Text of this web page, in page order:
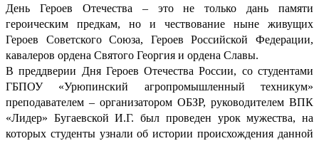
День Героев Отечества – это не только дань памяти
героическим предкам, но и чествование ныне живущих
Героев Советского Союза, Героев Российской Федерации,
кавалеров ордена Святого Георгия и ордена Славы.
В преддверии Дня Героев Отечества России, со студентами
ГБПОУ «Урюпинский агропромышленный техникум»
преподавателем – организатором ОБЗР, руководителем ВПК
«Лидер» Бугаевской И.Г. был проведен урок мужества, на
которых студенты узнали об истории происхождения данной